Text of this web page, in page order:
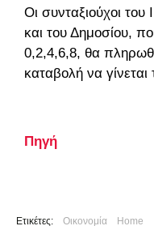
Οι συνταξιούχοι
και του Δημοσίου,
0,2,4,6,8, θα
καταβολή να
Πηγή
Ετικέτες: Οικονομία Home